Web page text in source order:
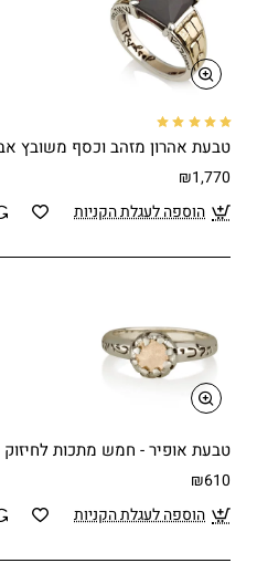
טבעת אהרון מזהב וכסף משובץ
₪1,770
הוספה לעגלת הקניות
טבעת אופיר - חמש מתכות
₪610
הוספה לעגלת הקניות